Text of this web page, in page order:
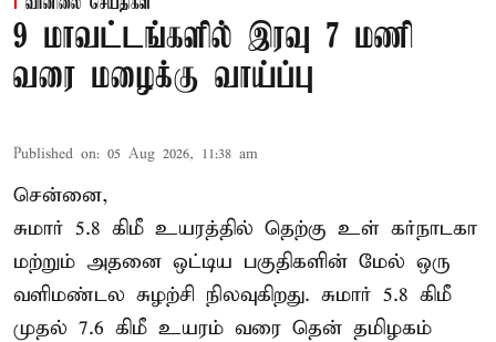
வானிலை செய்திகள்
9 மாவட்டங்களில் இரவு 7 மணி
வரை மழைக்கு வாய்ப்பு
Published on: 05 Aug 2026, 11:38 am
சென்னை,
சுமார் 5.8 கிமீ உயரத்தில் தெற்கு உள் கர்நாடகா
மற்றும் அதனை ஒட்டிய பகுதிகளின் மேல் ஒரு
வளிமண்டல சுழற்சி நிலவுகிறது. சுமார் 5.8 கிமீ
முதல் 7.6 கிமீ உயரம் வரை தென் தமிழகம்